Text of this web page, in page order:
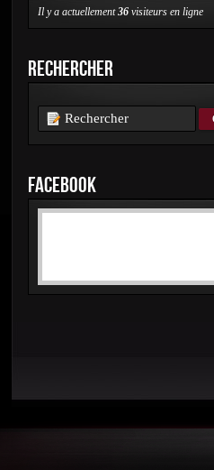
Il y a actuellement36 visiteurs en ligne
RECHERCHER
FACEBOOK